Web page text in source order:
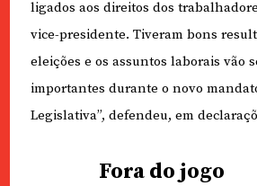
ligados aos direitos dos
vice-presidente. Tiveram bons
eleições e os assuntos laborais vão
importantes durante o novo
Legislativa”, defendeu, em
Fora do jogo